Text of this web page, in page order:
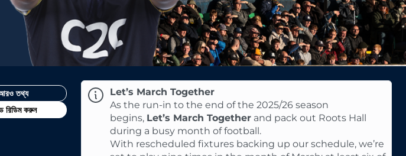
তথ্য
রিডিম করুন
Let’s March Together
As the run-in to the end of the 2025/26 season
begins, Let’s March Together and pack out Roots Hall
during a busy month of football.
With rescheduled fixtures backing up our schedule, we’re